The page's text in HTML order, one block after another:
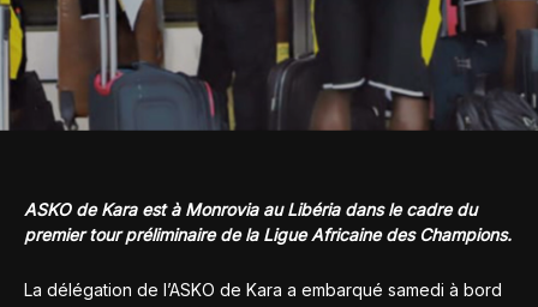
ASKO de Kara est à Monrovia au Libéria dans le cadre du
premier tour préliminaire de la Ligue Africaine des Champions.
La délégation de l’ASKO de Kara a embarqué samedi à bord